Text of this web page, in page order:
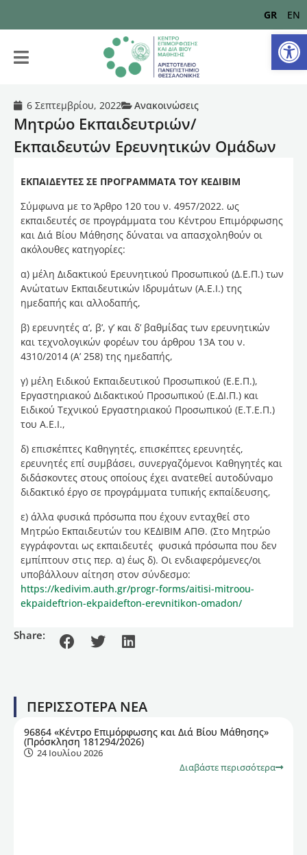
GR EN
6 Σεπτεμβρίου, 2022 Ανακοινώσεις
Μητρώο Εκπαιδευτριών/
Εκπαιδευτών Ερευνητικών Ομάδων
ΕΚΠΑΙΔΕΥΤΕΣ ΣΕ ΠΡΟΓΡΑΜΜΑΤΑ ΤΟΥ ΚΕΔΙΒΙΜ
Σύμφωνα με το Άρθρο 120 του ν. 4957/2022. ως
εκπαιδευτές σε προγράμματα του Κέντρου Επιμόρφωσης
και Διά Βίου Μάθησης δύναται να απασχοληθούν οι
ακόλουθες κατηγορίες:
α) μέλη Διδακτικού Ερευνητικού Προσωπικού (Δ.Ε.Π.) των
Ανώτατων Εκπαιδευτικών Ιδρυμάτων (Α.Ε.Ι.) της
ημεδαπής και αλλοδαπής,
β) ερευνητές α’, β’, γ’ και δ’ βαθμίδας των ερευνητικών
και τεχνολογικών φορέων του άρθρου 13Α του ν.
4310/2014 (Α’ 258) της ημεδαπής,
γ) μέλη Ειδικού Εκπαιδευτικού Προσωπικού (Ε.Ε.Π.),
Εργαστηριακού Διδακτικού Προσωπικού (Ε.ΔΙ.Π.) και
Ειδικού Τεχνικού Εργαστηριακού Προσωπικού (Ε.Τ.Ε.Π.)
του Α.Ε.Ι.,
δ) επισκέπτες Καθηγητές, επισκέπτες ερευνητές,
ερευνητές επί συμβάσει, συνεργαζόμενοι Καθηγητές και
διδάσκοντες στους οποίους έχει ανατεθεί αυτοδύναμο
διδακτικό έργο σε προγράμματα τυπικής εκπαίδευσης,
ε) άλλα φυσικά πρόσωπα που έχουν ενταχθεί στο
Μητρώο Εκπαιδευτών του ΚΕΔΙΒΙΜ ΑΠΘ. (Στο Μητρώο
εγγράφονται ως εκπαιδευτές φυσικά πρόσωπα που δεν
εμπίπτουν στις περ. α) έως δ). Οι ενδιαφερόμενες/οι
υποβάλλουν αίτηση στον σύνδεσμο:
https://kedivim.auth.gr/progr-forms/aitisi-mitroou-
ekpaideftrion-ekpaidefton-erevnitikon-omadon/
Share:
ΠΕΡΙΣΣΟΤΕΡΑ ΝΕΑ
96864 «Κέντρο Επιμόρφωσης και Διά Βίου Μάθησης»
(Πρόσκληση 181294/2026)
24 Ιουλίου 2026
Διαβάστε περισσότερα